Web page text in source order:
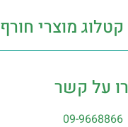
קטלוג מוצרי חורף
על קשר
09-9668866